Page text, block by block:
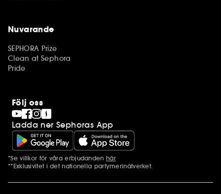
Nuvarande
SEPHORA Prize
Clean at Sephora
Pride
Följ oss
Ladda ner Sephoras App
Ytterligare information
*Se villkor för våra erbjudanden här
**Exklusivitet i det nationella parfymerinätverket.